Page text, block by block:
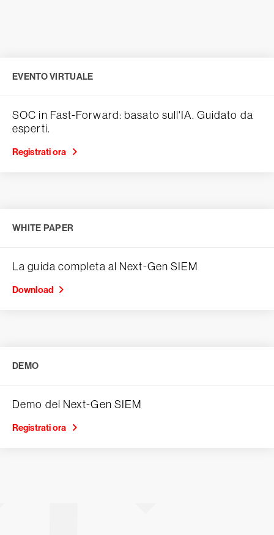
EVENTO VIRTUALE
SOC in Fast-Forward: basato sull'IA. Guidato da
esperti.
Registrati ora
WHITE PAPER
La guida completa al Next-Gen SIEM
Download
DEMO
Demo del Next-Gen SIEM
Registrati ora